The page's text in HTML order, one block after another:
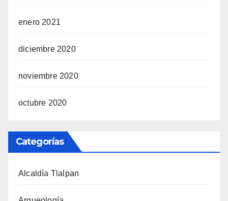
enero 2021
diciembre 2020
noviembre 2020
octubre 2020
Categorías
Alcaldía Tlalpan